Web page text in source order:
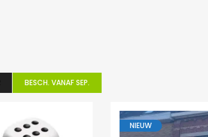
BESCH. VANAF SEP.
NIEUW